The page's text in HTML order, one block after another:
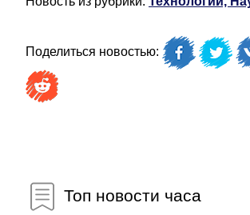
Поделиться новостью:
Топ новости часа